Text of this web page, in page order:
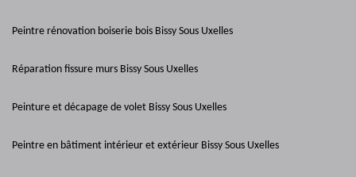
Peintre rénovation boiserie bois Bissy Sous Uxelles
Réparation fissure murs Bissy Sous Uxelles
Peinture et décapage de volet Bissy Sous Uxelles
Peintre en bâtiment intérieur et extérieur Bissy Sous Uxelles